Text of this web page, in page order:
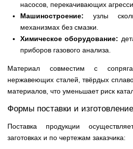
насосов, перекачивающих
Машиностроение: узлы
механизмах без смазки.
Химическое оборудование:
приборов газового анализа.
Материал совместим с
нержавеющих сталей, твёрдых
материалов, что уменьшает риск
Формы поставки и
Поставка продукции
заготовках и по чертежам заказчика: